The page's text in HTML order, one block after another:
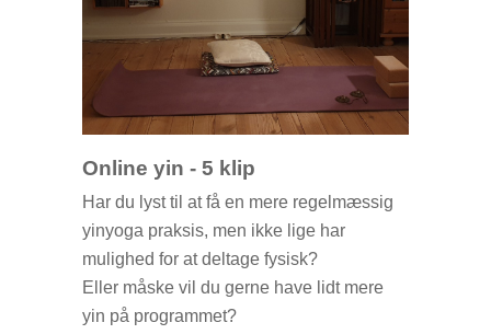
Online yin - 5 klip
Har du lyst til at få en mere regelmæssig
yinyoga praksis, men ikke lige har
mulighed for at deltage fysisk?
Eller måske vil du gerne have lidt mere
yin på programmet?